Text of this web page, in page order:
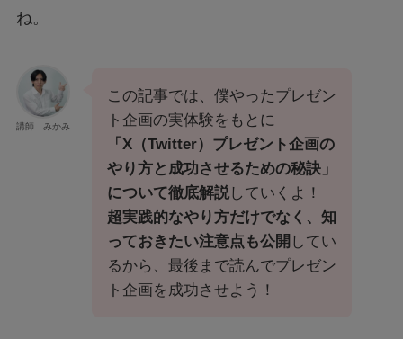
ね。
講師 みかみ
この記事では、僕やったプレゼン
ト企画の実体験をもとに
「X（Twitter）プレゼント企画の
やり方と成功させるための秘訣」
について徹底解説していくよ！
超実践的なやり方だけでなく、知
っておきたい注意点も公開 してい
るから、最後まで読んでプレゼン
ト企画を成功させよう！